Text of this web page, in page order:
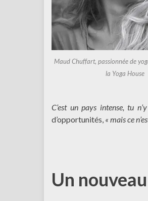
Maud Chuffart, passionnée de
la Yoga House
C’est un pays intense, tu
d’opportunités, « mais ce
Un